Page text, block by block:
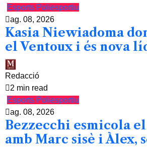
Esports Poliesportiu
ag. 08, 2026
Kasia Niewiadoma
el Ventoux i és nova
Redacció
2 min read
Esports Poliesportiu
ag. 08, 2026
Bezzecchi esmicola
amb Marc sisè i Àlex,